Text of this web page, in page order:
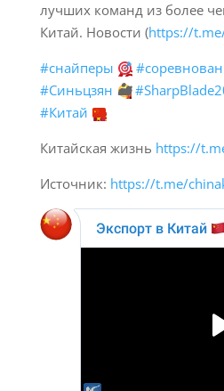
лучших команд из более
Китай. Новости (https://
#снайперы
#Синьцзян 🏜
#Китай
Китайская жизнь https://
Источник: https://t.me/